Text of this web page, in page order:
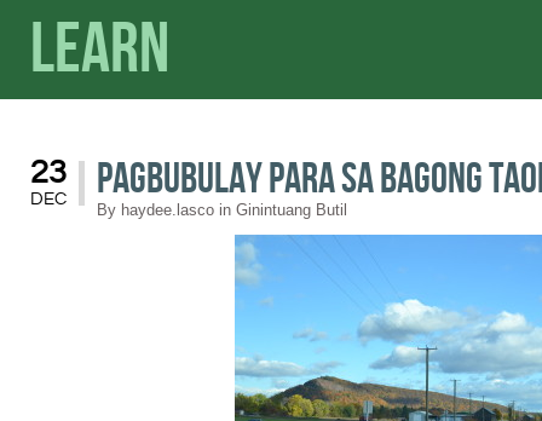
Learn
23
DEC Pagbubulay Para sa Bagong
By haydee.lasco in Ginintuang Butil